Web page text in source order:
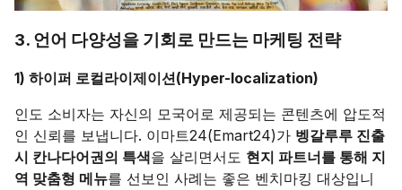
3. 언어 다양성을 기회로 만드는 마케팅 전략
1) 하이퍼 로컬라이제이션(Hyper-localization)
인도 소비자는 자신의 모국어로 제공되는 콘텐츠에 압도적
인 신뢰를 보냅니다. 이마트24(Emart24)가 벵갈루루 진출
시 칸나다어권의 특색을 살리면서도 현지 파트너를 통해 지
역 맞춤형 메뉴를 선보인 사례는 좋은 벤치마킹 대상입니